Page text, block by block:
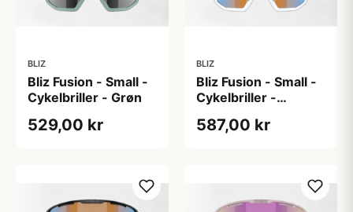
BLIZ
Bliz Fusion - Small -
Cykelbriller - Grøn
529,00 kr
BLIZ
Bliz Fusion - Small -
Cykelbriller -
587,00 kr